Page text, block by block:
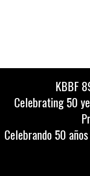
KBBF
Celebrating 50
Celebrando 50